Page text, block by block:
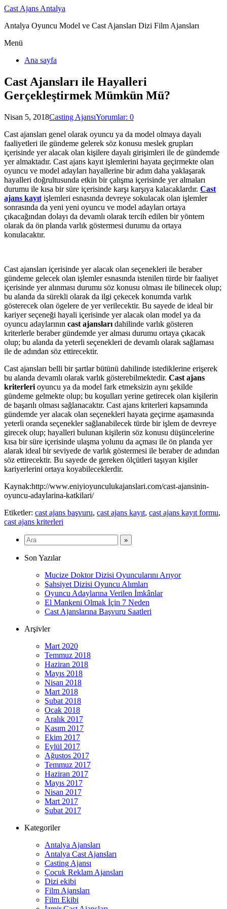
Cast Ajans Antalya
Antalya Oyuncu Model ve Cast Ajansları Dizi Film Ajansları
Menü
Ana sayfa
Cast Ajansları ile Hayalleri
Gerçekleştirmek Mümkün Mü?
Nisan 5, 2018Casting AjansıYorumlar: 0
Cast ajansları genel olarak oyuncu ya da model olmaya dayalı
faaliyetleri ile gündeme gelerek söz konusu meslek grupları
içerisinde yer alacak olan kişilere dayalı girişimleri ile de gündemde
yer almaktadır. Cast ajans kayıt işlemlerini hayata geçirmekte olan
oyuncu ve model adayları hayallerine bir adım daha yaklaşarak
hayalleri doğrultusunda etkin bir çalışma içerisinde yer almaları
durumu ile kısa bir süre içerisinde karşı karşıya kalacaklardır. Cast
ajans kayıt işlemleri esnasında devreye sokulacak olan işlemler
sonrasında da yeni yeni oyuncu ve model adayları ortaya
çıkacağından dolayı da devamlı olarak tercih edilen bir yöntem
olarak da ön planda varlık göstermesi durumu da ortaya
konulacaktır.
Cast ajansları içerisinde yer alacak olan seçenekleri ile beraber
gündeme gelecek olan işlemler esnasında istenilen türde bir faaliyet
içerisinde yer alınması durumu söz konusu olması ile bilinecek olup;
bu alanda da sürekli olarak da ilgi çekecek konumda varlık
gösterecek olan ögelere de yer verilecektir. Bu sayede de ideal bir
kariyer seçeneği hayali içerisinde yer alacak olan model ya da
oyuncu adaylarının cast ajansları dahilinde varlık gösteren
kriterlerle beraber gündemde yer alması durumu ortaya çıkacak
olup; bu alanda da yeterli seçenekleri de devamlı olarak sağlaması
ile de adından söz ettirecektir.
Cast ajansları belli bir şartlar bütünü dahilinde istediklerine erişerek
bu alanda devamlı olarak varlık gösterebilmektedir. Cast ajans
kriterleri oyuncu ya da model fark etmeksizin aynı şekilde
gündeme gelmekte olup; bu koşulları yerine getirecek olan kişilerin
de başarılı olması sağlanacaktır. Cast ajans kriterleri kapsamında
gündemde yer alacak olan seçenekleri hayata geçirme aşamasında
yeterli oranda seçenekler sağlanabilecek türde bir işlem de devreye
girecek olup; hayalleri bulunan kişilerin söz konusu düşüncelerine
kısa bir süre içerisinde ulaşma yolunu da açması ile ön planda yer
alarak ideal bir seviyede de varlık göstermesi ile beraber de adından
söz ettirecektir. Bu sayede de gereken ölçütleri taşıyan kişiler
kariyerlerini ortaya koyabileceklerdir.
Kaynak:http://www.eniyioyunculukajanslari.com/cast-ajansinin-
oyuncu-adaylarina-katkilari/
Etiketler: cast ajans başvuru, cast ajans kayıt, cast ajans kayıt formu,
cast ajans kriterleri
Son Yazılar
Mucize Doktor Dizisi Oyuncularını Arıyor
Şahsiyet Dizisi Oyuncu Alımları
Oyuncu Adaylarına Verilen İmkânlar
El Mankeni Olmak İçin 7 Neden
Cast Ajanslarına Başvuru Saatleri
Arşivler
Mart 2020
Temmuz 2018
Haziran 2018
Mayıs 2018
Nisan 2018
Mart 2018
Şubat 2018
Ocak 2018
Aralık 2017
Kasım 2017
Ekim 2017
Eylül 2017
Ağustos 2017
Temmuz 2017
Haziran 2017
Mayıs 2017
Nisan 2017
Mart 2017
Şubat 2017
Kategoriler
Antalya Ajansları
Antalya Cast Ajansları
Casting Ajansı
Çocuk Reklam Ajansları
Dizi ekibi
Film Ajansları
Film Ekibi